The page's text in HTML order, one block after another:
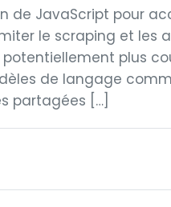
de JavaScript pour
le scraping et les
plus
de langage
partagées […]